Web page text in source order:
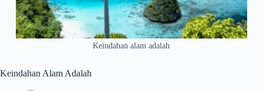
Keindahan alam adalah
Keindahan Alam Adalah